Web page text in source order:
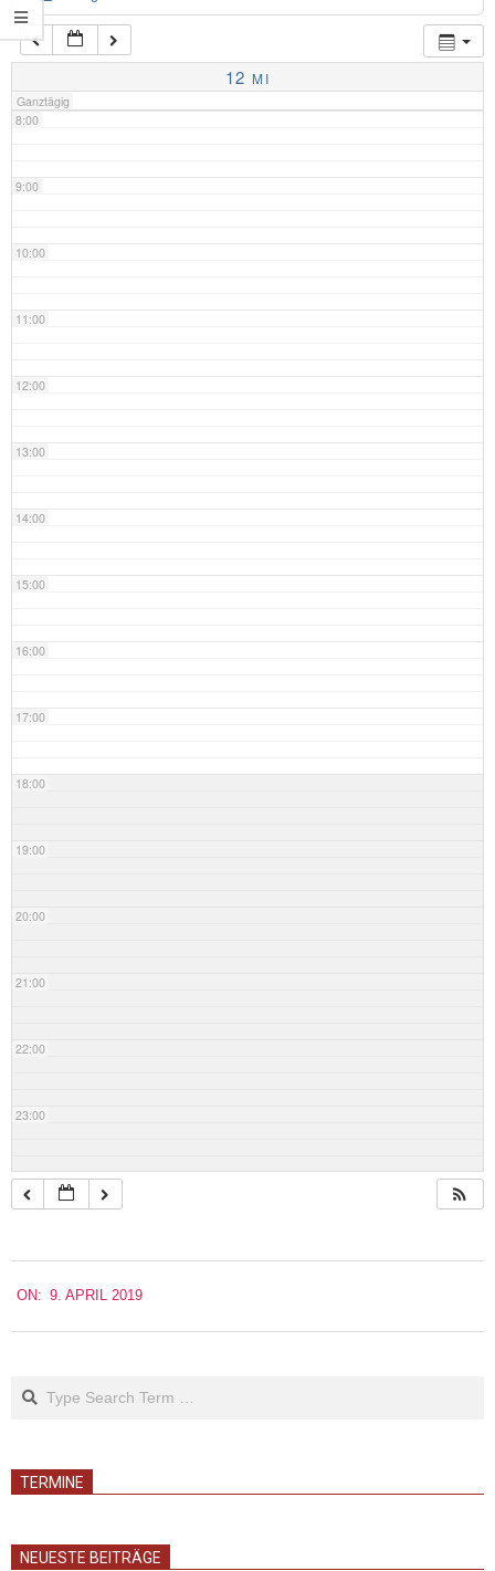
12 MI
Ganztägig
7:00
8:00
9:00
10:00
11:00
12:00
13:00
14:00
15:00
16:00
17:00
18:00
19:00
20:00
21:00
22:00
23:00
04-
09
ON: 9. APRIL 2019
TERMINE
NEUESTE BEITRÄGE